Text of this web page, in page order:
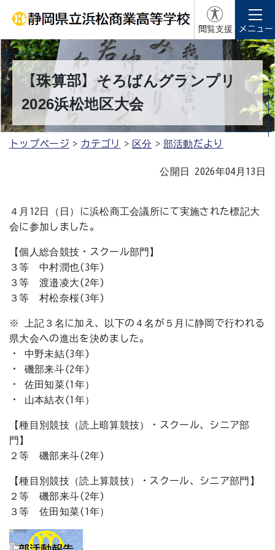
閲覧支援 メニュー
【珠算部】そろばんグランプリ
2026浜松地区大会
トップページ カテゴリ 区分 部活動だより
公開日 2026年04月13日
４月12日（日）に浜松商工会議所にて実施された標記大
会に参加しました。
【個人総合競技・スクール部門】
３等 中村潤也(3年)
３等 渡邉凌大(2年)
３等 村松奈桜(3年)
※ 上記３名に加え、以下の４名が５月に静岡で行われる
県大会への進出を決めました。
・ 中野未結(3年)
・ 磯部来斗(2年)
・ 佐田知菜(1年）
・ 山本結衣(1年）
【種目別競技（読上暗算競技）・スクール、シニア部
門】
２等 磯部来斗(2年)
【種目別競技（読上算競技）・スクール、シニア部門】
２等 磯部来斗(2年)
３等 佐田知菜(1年）